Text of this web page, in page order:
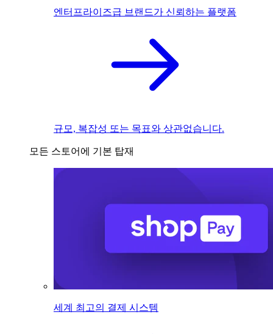
엔터프라이즈급 브랜드가 신뢰하는 플랫폼
규모, 복잡성 또는 목표와 상관없습니다.
모든 스토어에 기본 탑재
세계 최고의 결제 시스템